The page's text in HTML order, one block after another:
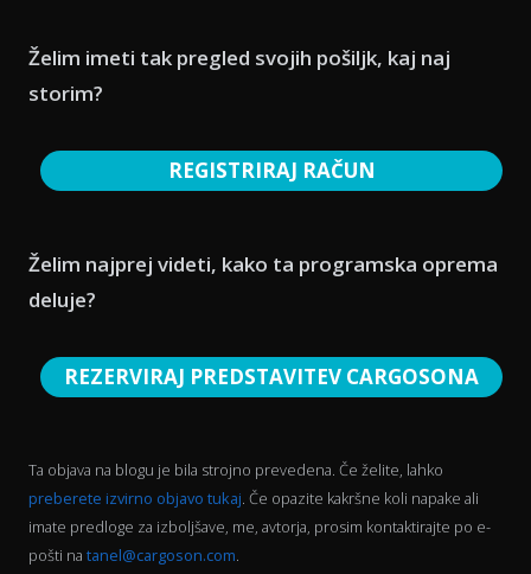
Želim imeti tak pregled svojih pošiljk, kaj naj
storim?
REGISTRIRAJ RAČUN
Želim najprej videti, kako ta programska oprema
deluje?
REZERVIRAJ PREDSTAVITEV CARGOSONA
Ta objava na blogu je bila strojno prevedena. Če želite, lahko
preberete izvirno objavo tukaj. Če opazite kakršne koli napake ali
imate predloge za izboljšave, me, avtorja, prosim kontaktirajte po e-
pošti na tanel@cargoson.com.